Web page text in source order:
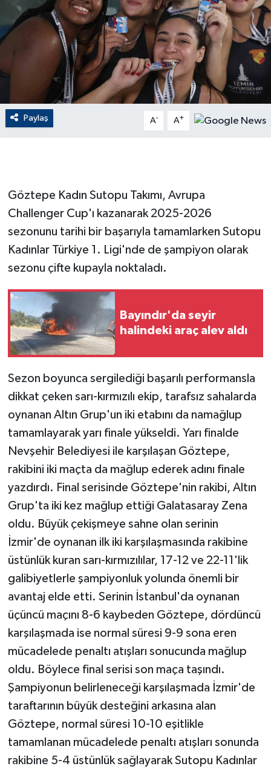
Paylaş A- A+
Göztepe Kadın Sutopu Takımı, Avrupa
Challenger Cup'ı kazanarak 2025-2026
sezonunu tarihi bir başarıyla tamamlarken Sutopu
Kadınlar Türkiye 1. Ligi'nde de şampiyon olarak
sezonu çifte kupayla noktaladı.
Bayındır'da seyir
halindeki araç alev aldı
Sezon boyunca sergilediği başarılı performansla
dikkat çeken sarı-kırmızılı ekip, tarafsız sahalarda
oynanan Altın Grup'un iki etabını da namağlup
tamamlayarak yarı finale yükseldi. Yarı finalde
Nevşehir Belediyesi ile karşılaşan Göztepe,
rakibini iki maçta da mağlup ederek adını finale
yazdırdı. Final serisinde Göztepe'nin rakibi, Altın
Grup'ta iki kez mağlup ettiği Galatasaray Zena
oldu. Büyük çekişmeye sahne olan serinin
İzmir'de oynanan ilk iki karşılaşmasında rakibine
üstünlük kuran sarı-kırmızılılar, 17-12 ve 22-11'lik
galibiyetlerle şampiyonluk yolunda önemli bir
avantaj elde etti. Serinin İstanbul'da oynanan
üçüncü maçını 8-6 kaybeden Göztepe, dördüncü
karşılaşmada ise normal süresi 9-9 sona eren
mücadelede penaltı atışları sonucunda mağlup
oldu. Böylece final serisi son maça taşındı.
Şampiyonun belirleneceği karşılaşmada İzmir'de
taraftarının büyük desteğini arkasına alan
Göztepe, normal süresi 10-10 eşitlikle
tamamlanan mücadelede penaltı atışları sonunda
rakibine 5-4 üstünlük sağlayarak Sutopu Kadınlar
EĞİTİM
EKONOMİ
English News
Finans
GENEL
GÜNDEM
HABERDE İNSAN
İNSAN
İş Dünyası
Jandarma
Kadın
KÜLTÜR SANAT
MAGAZİN
Otomobil
POLİTİKA
SİYASET
SPOR HABERLERİ
Turizm
ÜLKE GÜNDEMİ
YAŞAM